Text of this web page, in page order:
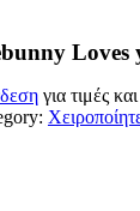
Loves
για τιμές